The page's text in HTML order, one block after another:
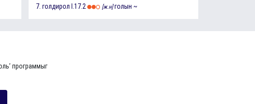
7. голдирол I.17.2 [ж.н] голын ~
программыг